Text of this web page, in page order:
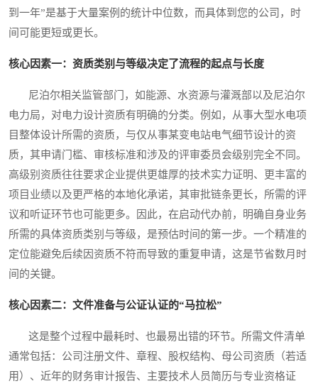
到一年”是基于大量案例的统计中位数，而具体到您的公司，时
间可能更短或更长。
核心因素一：资质类别与等级决定了流程的起点与长度
尼泊尔相关监管部门，如能源、水资源与灌溉部以及尼泊尔
电力局，对电力设计资质有明确的分类。例如，从事大型水电项
目整体设计所需的资质，与仅从事某变电站电气细节设计的资
质，其申请门槛、审核标准和涉及的评审委员会级别完全不同。
高级别资质往往要求企业提供更雄厚的技术实力证明、更丰富的
项目业绩以及更严格的本地化承诺，其审批链条更长，所需的评
议和听证环节也可能更多。因此，在启动代办前，明确自身业务
所需的具体资质类别与等级，是预估时间的第一步。一个精准的
定位能避免后续因资质不符而导致的重复申请，这是节省数月时
间的关键。
核心因素二：文件准备与公证认证的“马拉松”
这是整个过程中最耗时、也最易出错的环节。所需文件清单
通常包括：公司注册文件、章程、股权结构、母公司资质（若适
用）、近年的财务审计报告、主要技术人员简历与专业资格证